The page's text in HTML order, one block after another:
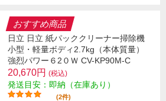
おすすめ商品
日立 日立 紙パッククリーナー掃除機
小型・軽量ボディ2.7kg（本体質量）
強烈パワー６2０Ｗ CV-KP90M-C
20,670円 (税込)
発送目安：即納（在庫あり）
(2件)